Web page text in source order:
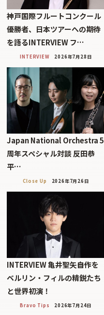
神戸国際フルートコンクール
優勝者、日本ツアーへの期待
を語るINTERVIEW フ…
INTERVIEW 2026年7月28日
Japan National Orchestra 5
周年スペシャル対談 反田恭
平…
Close Up 2026年7月26日
INTERVIEW 亀井聖矢――自作を
ベルリン・フィルの精鋭たち
と世界初演！
Bravo Tips 2026年7月24日